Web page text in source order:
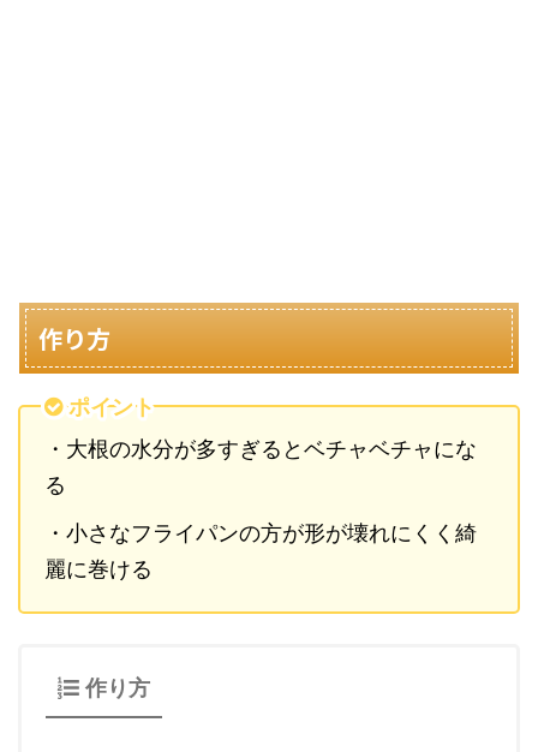
作り方
ポイント
・大根の水分が多すぎるとベチャベチャにな
る
・小さなフライパンの方が形が壊れにくく綺
麗に巻ける
作り方